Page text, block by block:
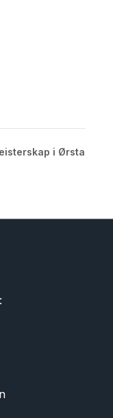
i Ørsta
: